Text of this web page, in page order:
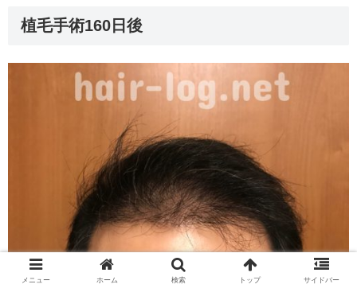
植毛手術160日後
メニュー ホーム 検索 トップ サイドバー